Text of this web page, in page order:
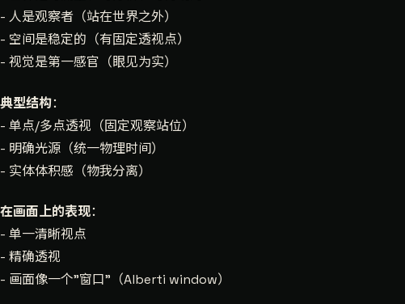
- 人是观察者（站在世界之外）
- 空间是稳定的（有固定透视点）
- 视觉是第一感官（眼见为实）
典型结构：
- 单点/多点透视（固定观察站位）
- 明确光源（统一物理时间）
- 实体体积感（物我分离）
在画面上的表现：
- 单一清晰视点
- 精确透视
- 画面像一个"窗口"（Alberti window）